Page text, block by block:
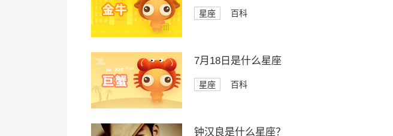
星座 百科
7月18日是什么星座
星座 百科
钟汉良是什么星座？